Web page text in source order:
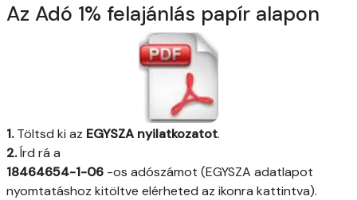
Az Adó 1% felajánlás papír alapon
1.Töltsd ki az EGYSZA nyilatkozatot.
2.Írd rá a
18464654-1-06 -os adószámot (EGYSZA adatlapot
nyomtatáshoz kitöltve elérheted az ikonra kattintva).